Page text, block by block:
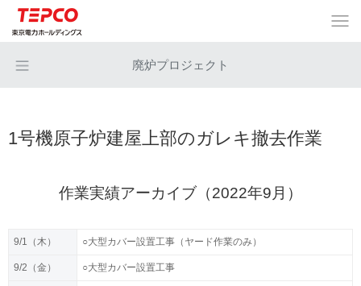
廃炉プロジェクト
1号機原子炉建屋上部のガレキ撤去作業
作業実績アーカイブ（2022年9月）
9/1（木） ○大型カバー設置工事（ヤード作業のみ）
9/2（金） ○大型カバー設置工事